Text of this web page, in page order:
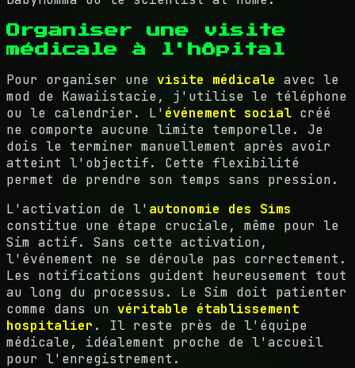
Organiser une visite
médicale à l'hôpital
Pour organiser une visite médicale avec le
mod de Kawaiistacie, j'utilise le téléphone
ou le calendrier. L' événement social créé
ne comporte aucune limite temporelle. Je
dois le terminer manuellement après avoir
atteint l'objectif. Cette flexibilité
permet de prendre son temps sans pression.
L'activation de l' autonomie des Sims
constitue une étape cruciale, même pour le
Sim actif. Sans cette activation,
l'événement ne se déroule pas correctement.
Les notifications guident heureusement tout
au long du processus. Le Sim doit patienter
comme dans un véritable établissement
hospitalier . Il reste près de l'équipe
médicale, idéalement proche de l'accueil
pour l'enregistrement.